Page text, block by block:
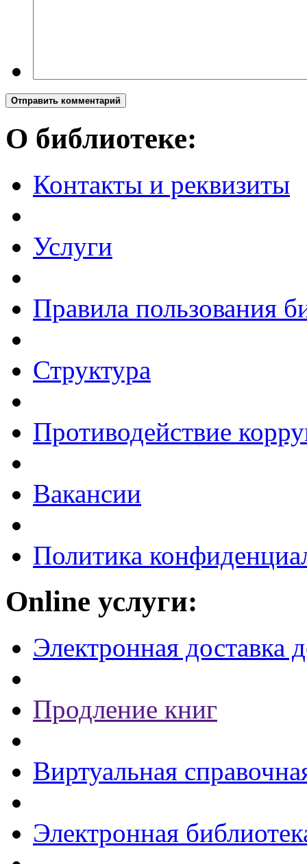
Отправить комментарий
О библиотеке:
Контакты и реквизиты
Услуги
Правила пользования
Структура
Противодействие
Вакансии
Политика
Online услуги:
Электронная доставка
Продление книг
Виртуальная
Электронная